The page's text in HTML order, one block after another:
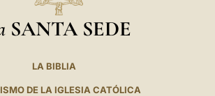
SANTA SEDE
LA BIBLIA
DE LA IGLESIA CATÓLICA